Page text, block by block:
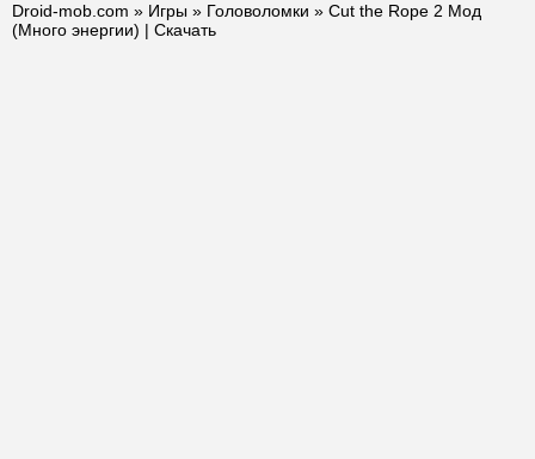
Droid-mob.com » Игры » Головоломки » Cut the Rope 2 Мод
(Много энергии) | Скачать